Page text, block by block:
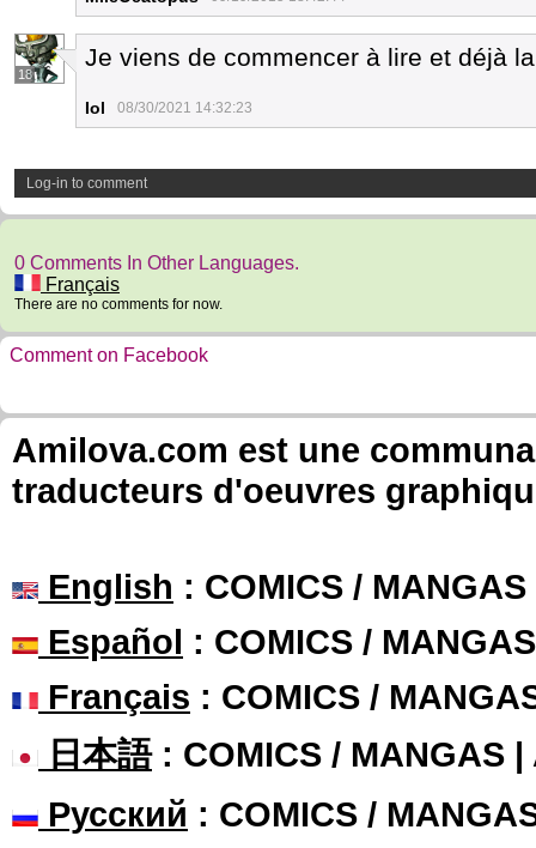
18
Je viens de commencer à lire et déjà
Iol 08/30/2021 14:32:23
Log-in to comment
0 Comments In Other Languages.
Français
There are no comments for now.
Comment on Facebook
Amilova.com est une
traducteurs d'oeuvres
English : COMICS /
Español : COMICS /
Français : COMICS /
日本語: COMICS / MANGAS |
Русский : COMICS /